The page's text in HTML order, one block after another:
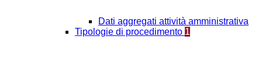
Dati aggregati attività amministrativa
Tipologie di procedimento 1